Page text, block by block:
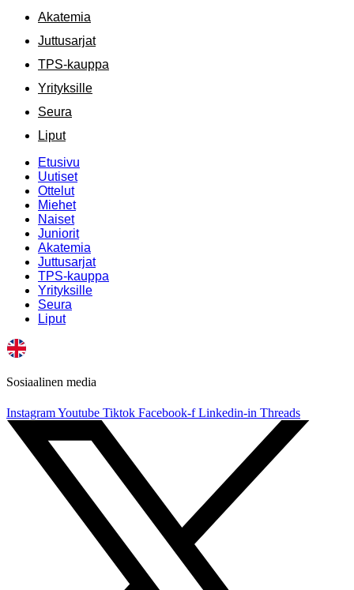
Akatemia
Juttusarjat
TPS-kauppa
Yrityksille
Seura
Liput
Etusivu
Uutiset
Ottelut
Miehet
Naiset
Juniorit
Akatemia
Juttusarjat
TPS-kauppa
Yrityksille
Seura
Liput
Sosiaalinen media
InstagramYoutube Tiktok Facebook-f Linkedin-in Threads